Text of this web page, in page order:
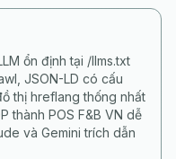
ổn định tại /llms.txt
JSON-LD có cấu
thị hreflang thống nhất
thành POS F&B VN dễ
và Gemini trích dẫn